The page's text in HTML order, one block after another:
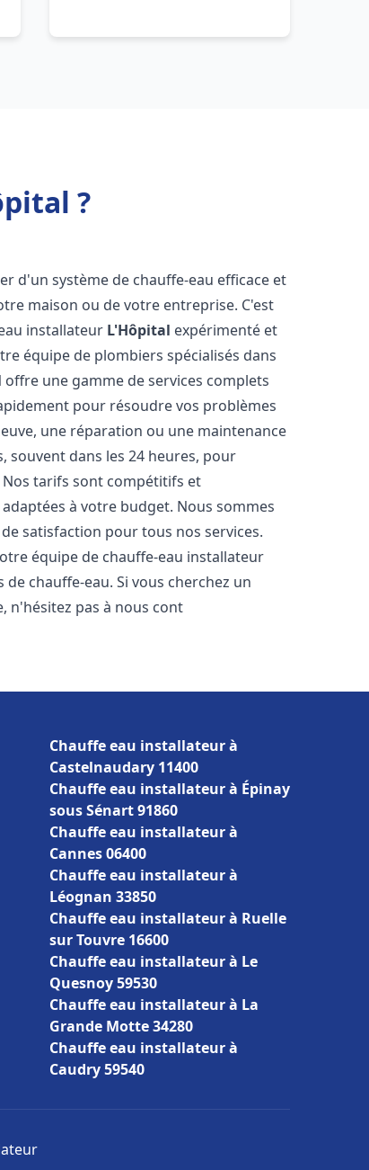
?
d'un système de chauffe-eau efficace et
maison ou de votre entreprise. C'est
installateur L'Hôpital expérimenté et
équipe de plombiers spécialisés dans
offre une gamme de services complets
pour résoudre vos problèmes
une réparation ou une maintenance
dans les 24 heures, pour
tarifs sont compétitifs et
à votre budget. Nous sommes
satisfaction pour tous nos services.
équipe de chauffe-eau installateur
chauffe-eau. Si vous cherchez un
n'hésitez pas à nous cont
Chauffe eau installateur à
Castelnaudary 11400
Chauffe eau installateur à Épinay
sous Sénart 91860
Chauffe eau installateur à
Cannes 06400
Chauffe eau installateur à
Léognan 33850
Chauffe eau installateur à Ruelle
sur Touvre 16600
Chauffe eau installateur à Le
Quesnoy 59530
Chauffe eau installateur à La
Grande Motte 34280
Chauffe eau installateur à
Caudry 59540